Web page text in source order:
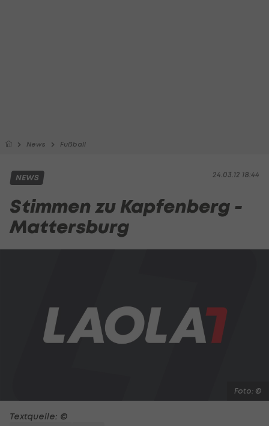
News Fußball
24.03.12 18:44
NEWS
Stimmen zu Kapfenberg -
Mattersburg
Foto: ©
Textquelle: ©